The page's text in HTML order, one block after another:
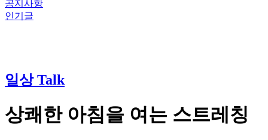
공지사항
인기글
일상 Talk
상쾌한 아침을 여는 스트레칭